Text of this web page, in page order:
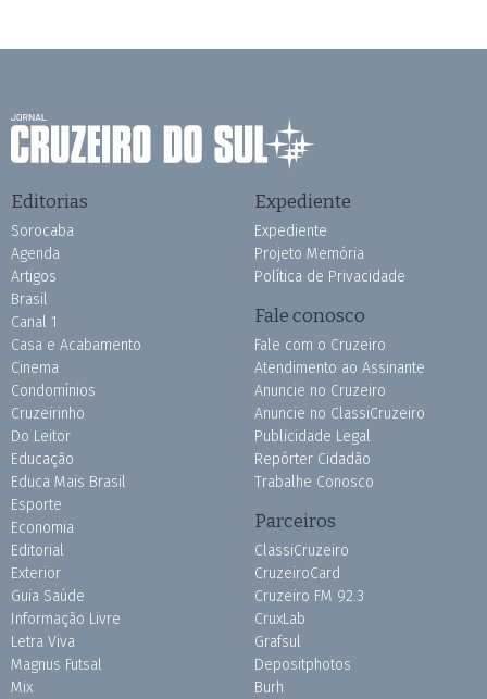
Editorias
Sorocaba
Agenda
Artigos
Brasil
Canal 1
Casa e Acabamento
Cinema
Condomínios
Cruzeirinho
Do Leitor
Educação
Educa Mais Brasil
Esporte
Economia
Editorial
Exterior
Guia Saúde
Informação Livre
Letra Viva
Magnus Futsal
Mix
Expediente
Expediente
Projeto Memória
Política de Privacidade
Fale conosco
Fale com o Cruzeiro
Atendimento ao Assinante
Anuncie no Cruzeiro
Anuncie no ClassiCruzeiro
Publicidade Legal
Repórter Cidadão
Trabalhe Conosco
Parceiros
ClassiCruzeiro
CruzeiroCard
Cruzeiro FM 92.3
CruxLab
Grafsul
Depositphotos
Burh